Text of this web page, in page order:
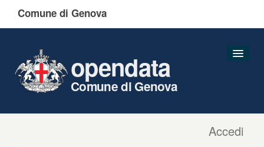
Comune di Genova
Accedi
opendata
Comune di Genova